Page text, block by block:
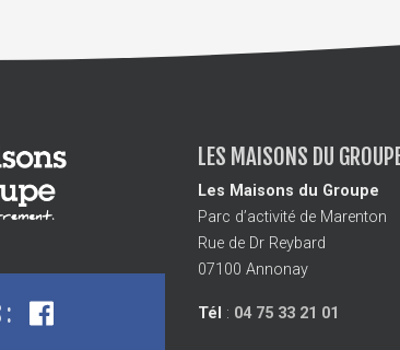
:
LES MAISONS DU
Les Maisons du Groupe
Parc d’activité de Marenton
Rue de Dr Reybard
07100 Annonay
Tél : 04 75 33 21 01